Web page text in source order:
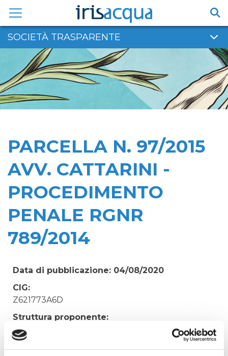
contenuto
SOCIETÀ TRASPARENTE
PARCELLA N. 97/2015
AVV. CATTARINI -
PROCEDIMENTO
PENALE RGNR
789/2014
Data di pubblicazione: 04/08/2020
CIG:
Z621773A6D
Struttura proponente:
'Irisacqua srl P.I./C.F. 01070220312. - Ufficio
Tecnico